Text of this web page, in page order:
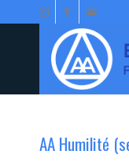
AA Humilité